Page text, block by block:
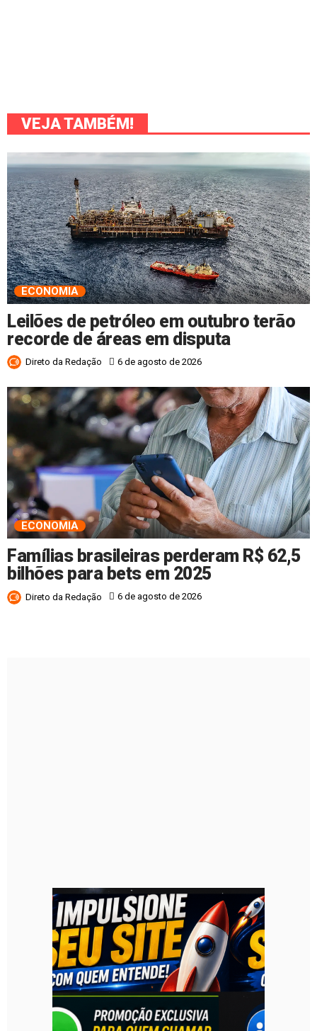
VEJA TAMBÉM!
ECONOMIA
Leilões de petróleo em outubro terão
recorde de áreas em disputa
Direto da Redação 6 de agosto de 2026
ECONOMIA
Famílias brasileiras perderam R$ 62,5
bilhões para bets em 2025
Direto da Redação 6 de agosto de 2026